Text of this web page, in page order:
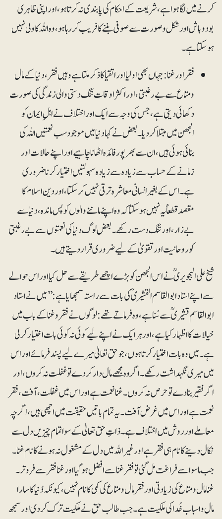
کرنے میں لگا ہوا ہے، شریعت کے احکام کی پابندی نہ کرتا ہو، اور اپنی ظاہری
بودوباش اور شکل وصورت سے صوفی بننے کا فریب کر رہا ہو، وہ اللہ کا ولی نہیں
ہوسکتا ہے۔
فقر اور غنا: جہاں بھی اولیا اور اتقیا کا ذکر ملتا ہے وہیں فقر، دنیا کے مال
ومتاع سے بے رغبتی، اور اکثر اوقات تنگ دستی والی زندگی کی صورت
دکھائی دیتی ہے، جس کی وجہ سے ایک اور اختلاف نے اہلِ ایمان کو
الجھن میں مبتلا کردیا۔ بعض نے کہا دنیا میں موجود سب نعمتیں اللہ کی
بنائی ہوئی ہیں، ان سے بھرپور فائدہ اٹھانا چاہیے اور اپنے حالات اور
زمانے کے حساب سے زیادہ سے زیادہ سہولتیں اختیار کرنا ضروری
ہے۔ اس کے بغیر انسانی معاشرہ ترقی نہیں کرسکتا، اور دین اسلام کا
مقصد قطعاً یہ نہیں ہوسکتا کہ و ہ اپنے ماننے والوں کو پس ماندہ، دنیا سے
بے زار، اور تنگ دست رکھے۔ بعض لوگ دنیا کی نعمتوں سے بے رغبتی
کو روحانیت اور تقویٰ کے لیے ضروری قرار دیتے ہیں۔
شیخ علی الہجویریؒ نے اس الجھن کو بڑے اچھے طریقے سے حل کیا اور اس حوالے
سے اپنے استاد ابو القاسم القشیریؒ کی بات سے راستہ سمجھایا ہے:’’میں نے استاد
ابو القاسم قشیریؒ سے سُنا ہے، وہ فرماتے تھے: لوگوں نے فقروغنا کے باب میں
خیالات کا اظہار کیا ہے، اور ہر ایک نے اپنے لیے کوئی نہ کوئی بات اختیار کرلی
ہے۔ میں وہ بات اختیار کرتا ہوں، جو حق تعالیٰ میرے لیے پسند فرمائے اور اس
میں میری نگہداشت رکھے۔ اگر وہ مجھے مال دار کردے تو غفلت نہ کروں، اور
اگر فقیر بنا دے تو حرص نہ کروں۔ غنا نعمت ہے اور اس میں غفلت ، آفت، فقر
نعمت ہے اور اس میں غرض آفت۔ یہ تمام باتیں حقیقت میں اچھی ہیں، اگرچہ
معاملے اور روش میں اختلاف ہے۔ ذاتِ حق تعالیٰ کے سوا تمام چیزیں دل سے
نکال دینے کا نام ہی فقر ہے اور غیراللہ میں دل کے مشغول نہ ہونے کا نام غنا۔
جب ماسوا سے فراغت مل گئی تو فقر غنا سے افضل ہوگیا اور غنا فقر سے فروتر۔
غنا مال ومتاع کی زیادتی اور فقر مال ومتاع کی کمی کا نام نہیں، کیونکہ دُنیا کا سارا
مال واسباب خُدا کی ملکیت ہے۔ جب طالب حق نے ملکیت ترک کردی اور سمجھ